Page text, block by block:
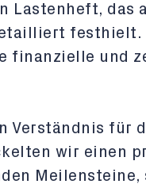
Lastenheft, das
festhielt.
finanzielle und
Verständnis für
wir einen
Meilensteine,